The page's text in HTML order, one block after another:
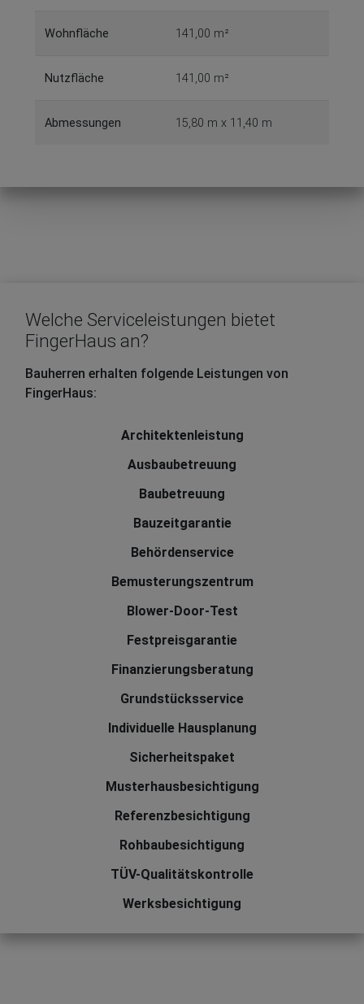
Wohnfläche 141,00 m²
Nutzfläche 141,00 m²
Abmessungen 15,80 m x 11,40 m
Welche Serviceleistungen bietet
FingerHaus an?
Bauherren erhalten folgende Leistungen von
FingerHaus:
Architektenleistung
Ausbaubetreuung
Baubetreuung
Bauzeitgarantie
Behördenservice
Bemusterungszentrum
Blower-Door-Test
Festpreisgarantie
Finanzierungsberatung
Grundstücksservice
Individuelle Hausplanung
Sicherheitspaket
Musterhausbesichtigung
Referenzbesichtigung
Rohbaubesichtigung
TÜV-Qualitätskontrolle
Werksbesichtigung